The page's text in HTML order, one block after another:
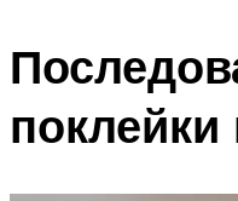
поклейки